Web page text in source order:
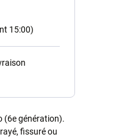
15:00)
(6e génération).
fissuré ou